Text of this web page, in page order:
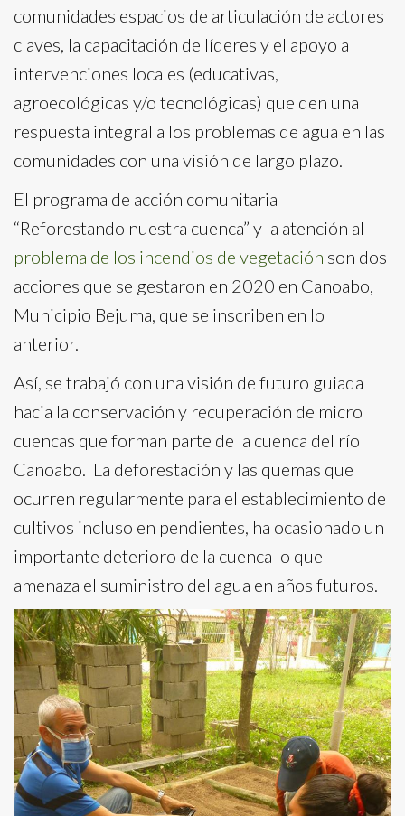
comunidades espacios de articulación de actores
claves, la capacitación de líderes y el apoyo a
intervenciones locales (educativas,
agroecológicas y/o tecnológicas) que den una
respuesta integral a los problemas de agua en las
comunidades con una visión de largo plazo.
El programa de acción comunitaria
“Reforestando nuestra cuenca” y la atención al
problema de los incendios de vegetación son dos
acciones que se gestaron en 2020 en Canoabo,
Municipio Bejuma, que se inscriben en lo
anterior.
Así, se trabajó con una visión de futuro guiada
hacia la conservación y recuperación de micro
cuencas que forman parte de la cuenca del río
Canoabo. La deforestación y las quemas que
ocurren regularmente para el establecimiento de
cultivos incluso en pendientes, ha ocasionado un
importante deterioro de la cuenca lo que
amenaza el suministro del agua en años futuros.